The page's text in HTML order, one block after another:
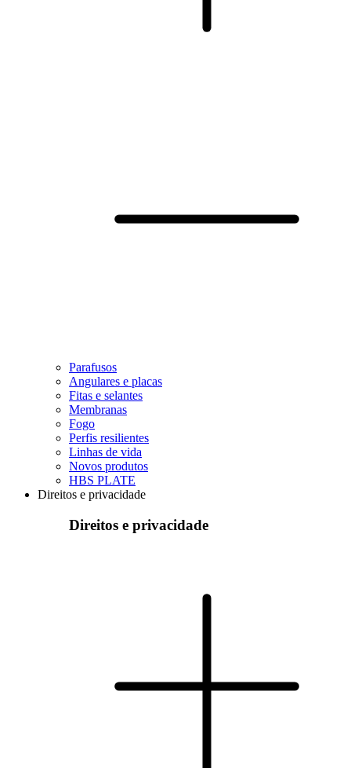
Parafusos
Angulares e placas
Fitas e selantes
Membranas
Fogo
Perfis resilientes
Linhas de vida
Novos produtos
HBS PLATE
Direitos e privacidade
Direitos e privacidade